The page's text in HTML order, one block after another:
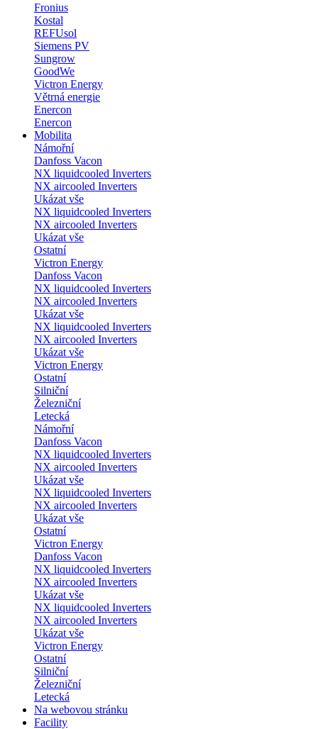
Fronius
Kostal
REFUsol
Siemens PV
Sungrow
GoodWe
Victron Energy
Větrná energie
Enercon
Enercon
Mobilita
Námořní
Danfoss Vacon
NX liquidcooled Inverters
NX aircooled Inverters
Ukázat vše
NX liquidcooled Inverters
NX aircooled Inverters
Ukázat vše
Ostatní
Victron Energy
Danfoss Vacon
NX liquidcooled Inverters
NX aircooled Inverters
Ukázat vše
NX liquidcooled Inverters
NX aircooled Inverters
Ukázat vše
Victron Energy
Ostatní
Silniční
Železniční
Letecká
Námořní
Danfoss Vacon
NX liquidcooled Inverters
NX aircooled Inverters
Ukázat vše
NX liquidcooled Inverters
NX aircooled Inverters
Ukázat vše
Ostatní
Victron Energy
Danfoss Vacon
NX liquidcooled Inverters
NX aircooled Inverters
Ukázat vše
NX liquidcooled Inverters
NX aircooled Inverters
Ukázat vše
Victron Energy
Ostatní
Silniční
Železniční
Letecká
Na webovou stránku
Facility